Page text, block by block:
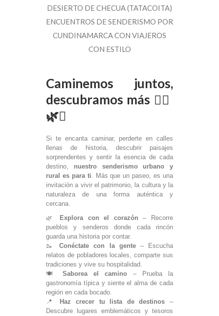
Caminemos juntos,
descubramos más 🚶‍♂️
🌿✨
Si te encanta caminar, perderte en calles
llenas de historia, descubrir paisajes
sorprendentes y sentir la esencia de cada
destino, nuestro senderismo urbano y
rural es para ti. Más que un paseo, es una
invitación a vivir el patrimonio, la cultura y la
naturaleza de una forma auténtica y
cercana.
🌿
Explora con el corazón – Recorre
pueblos y senderos donde cada rincón
guarda una historia por contar.
🥾Conéctate con la gente– Escucha
relatos de pobladores locales, comparte sus
tradiciones y vive su hospitalidad.
🍽 Saborea el camino – Prueba la
gastronomía típica y siente el alma de cada
región en cada bocado.
📍
Haz crecer tu lista de destinos –
Descubre lugares emblemáticos y tesoros